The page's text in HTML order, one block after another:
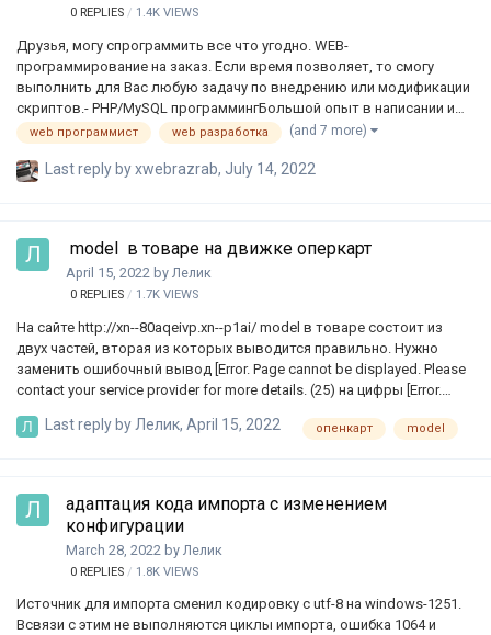
0 REPLIES 1.4K VIEWS
Друзья, могу спрограммить все что угодно. WEB-
программирование на заказ. Если время позволяет, то смогу
выполнить для Вас любую задачу по внедрению или модификации
скриптов.- PHP/MySQL программингБольшой опыт в написании и
поддержке СРМ, CPA и партнерских программ, прочих
повседневных скриптов.- АПИ сервисовВзаимодействие между
сайтами и сервисами, передача данных, любые интеграции.
сайты для приема оплаты? Нет проблем.- СМС-сервисы и
мобильные подпискиSMS.RU и подобные СМС-сервисы,
мобильные…
Last reply byxwebrazrab, July 14, 2022
web программист web разработка (and 7 more)
model в товаре на движке оперкарт
April 15, 2022 by Лелик
0 REPLIES 1.7K VIEWS
На сайте http://xn--80aqeivp.xn--p1ai/ model в товаре состоит из
двух частей, вторая из которых выводится правильно. Нужно
заменить ошибочный вывод [Error. Page cannot be displayed. Please
contact your service provider for more details. (25) на цифры [Error.
details. (25)-260367]
Last reply by Лелик, April 15, 2022 опенкарт model
адаптация кода импорта с изменением
конфигурации
March 28, 2022 by Лелик
0 REPLIES 1.8K VIEWS
Источник для импорта сменил кодировку с utf-8 на windows-1251.
Всвязи с этим не выполняются циклы импорта, ошибка 1064 и